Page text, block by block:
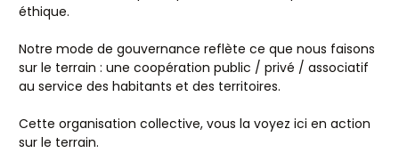
éthique.
Notre mode de gouvernance reflète ce que nous faisons
sur le terrain : une coopération public / privé / associatif
au service des habitants et des territoires.
Cette organisation collective, vous la voyez ici en action
sur le terrain.